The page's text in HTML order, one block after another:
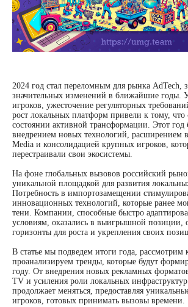
2024 год стал переломным для рынка AdTech,
значительных изменений в ближайшие годы.
игроков, ужесточение регуляторных
рост локальных платформ привели к тому, что
состоянии активной трансформации. Этот год
внедрением новых технологий, расширением
Media и консолидацией крупных игроков,
перестраивали свои экосистемы.
На фоне глобальных вызовов российский
уникальной площадкой для развития
Потребность в импортозамещении
инновационных технологий, которые ранее
тени. Компании, способные быстро
условиям, оказались в выигрышной позиции,
горизонты для роста и укрепления своих
В статье мы подведем итоги года, рассмотрим
проанализируем тренды, которые будут
году. От внедрения новых рекламных
TV и усиления роли локальных
продолжает меняться, предоставляя
игроков, готовых принимать вызовы времени.